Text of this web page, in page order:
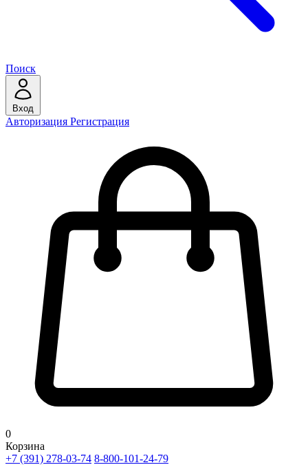
Поиск
Вход
Авторизация Регистрация
0
Корзина
+7 (391) 278-03-74 8-800-101-24-79